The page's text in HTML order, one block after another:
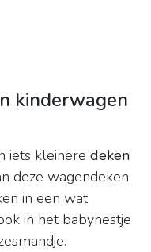
kinderwagen
iets kleinere deken
deze wagendeken
in een wat
in het babynestje